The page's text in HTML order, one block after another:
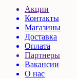
Акции
Контакты
Магазины
Доставка
Оплата
Партнеры
Вакансии
О нас